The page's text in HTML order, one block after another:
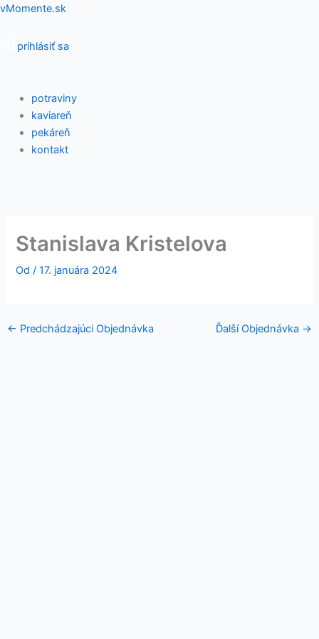
Preskočiť
obsah
vMomente.sk
prihlásiť sa
Menu
potraviny
kaviareň
pekáreň
kontakt
Stanislava Kristelova
Od /17. januára 2024
← Predchádzajúci Objednávka Ďalší Objednávka →